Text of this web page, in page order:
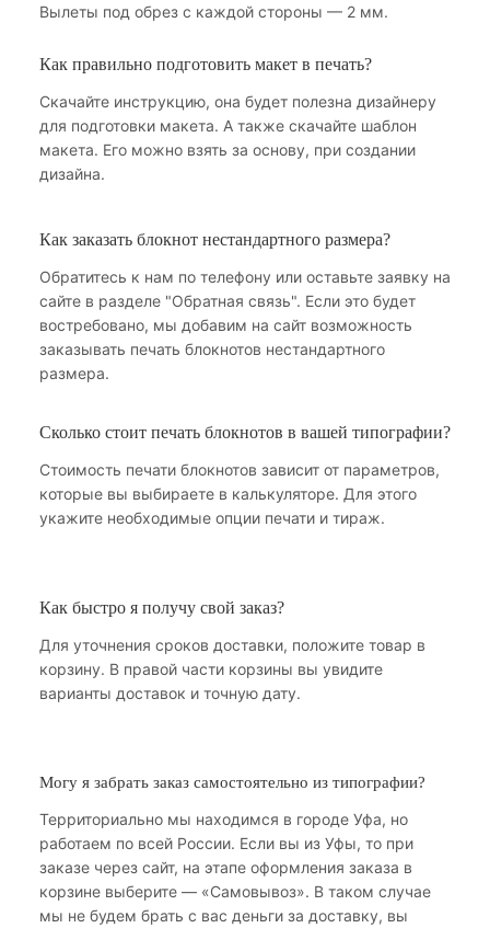
Вылеты под обрез с каждой стороны — 2 мм.
Как правильно подготовить макет в печать?
Скачайте инструкцию, она будет полезна дизайнеру
для подготовки макета. А также скачайте шаблон
макета. Его можно взять за основу, при создании
дизайна.
Как заказать блокнот нестандартного размера?
Обратитесь к нам по телефону или оставьте заявку на
сайте в разделе "Обратная связь". Если это будет
востребовано, мы добавим на сайт возможность
заказывать печать блокнотов нестандартного
размера.
Сколько стоит печать блокнотов в вашей типографии?
Стоимость печати блокнотов зависит от параметров,
которые вы выбираете в калькуляторе. Для этого
укажите необходимые опции печати и тираж.
Как быстро я получу свой заказ?
Для уточнения сроков доставки, положите товар в
корзину. В правой части корзины вы увидите
варианты доставок и точную дату.
Могу я забрать заказ самостоятельно из типографии?
Территориально мы находимся в городе Уфа, но
работаем по всей России. Если вы из Уфы, то при
заказе через сайт, на этапе оформления заказа в
корзине выберите — «Самовывоз». В таком случае
мы не будем брать с вас деньги за доставку, вы